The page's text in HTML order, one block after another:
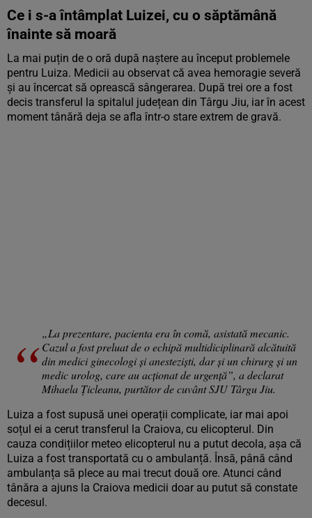
Ce i s-a întâmplat Luizei, cu o săptămână
înainte să moară
La mai puțin de o oră după naștere au început problemele
pentru Luiza. Medicii au observat că avea hemoragie severă
și au încercat să oprească sângerarea. După trei ore a fost
decis transferul la spitalul județean din Târgu Jiu, iar în acest
moment tânără deja se afla într-o stare extrem de gravă.
„La prezentare, pacienta era în comă, asistată mecanic.
Cazul a fost preluat de o echipă multidiciplinară alcătuită
din medici ginecologi și anesteziști, dar și un chirurg și un
medic urolog, care au acționat de urgență”, a declarat
Mihaela Țicleanu, purtător de cuvânt SJU Târgu Jiu.
Luiza a fost supusă unei operații complicate, iar mai apoi
soțul ei a cerut transferul la Craiova, cu elicopterul. Din
cauza condițiilor meteo elicopterul nu a putut decola, așa că
Luiza a fost transportată cu o ambulanță. Însă, până când
ambulanța să plece au mai trecut două ore. Atunci când
tânăra a ajuns la Craiova medicii doar au putut să constate
decesul.